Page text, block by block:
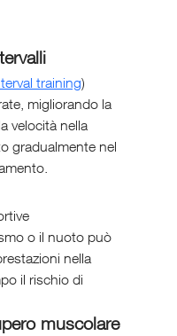
training)
migliorando la
velocità nella
gradualmente nel
o il nuoto può
nella
il rischio di
muscolare